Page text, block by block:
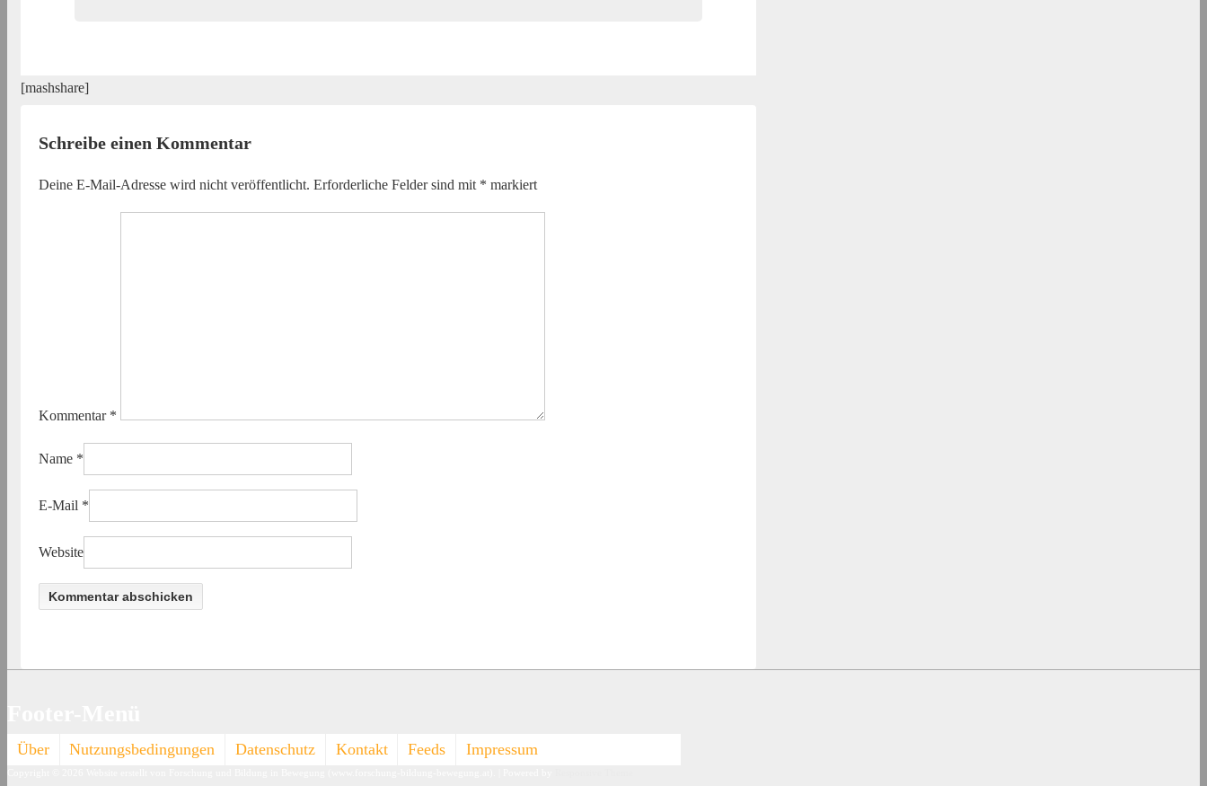
[mashshare]
Schreibe einen Kommentar
Deine E-Mail-Adresse wird nicht veröffentlicht. Erforderliche Felder sind mit * markiert
Kommentar *
Name *
E-Mail *
Website
Über Nutzungsbedingungen Datenschutz Kontakt Feeds Impressum